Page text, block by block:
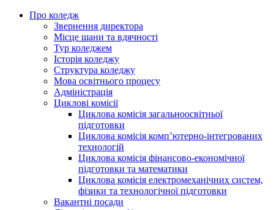
Про коледж
Звернення директора
Місце шани та вдячності
Тур коледжем
Історія коледжу
Структура коледжу
Мова освітнього процесу
Адміністрація
Циклові комісії
Циклова комісія загальноосвітньої
підготовки
Циклова комісія комп’ютерно-інтегрованих
технологій
Циклова комісія фінансово-економічної
підготовки та математики
Циклова комісія електромеханічних систем,
фізики та технологічної підготовки
Вакантні посади